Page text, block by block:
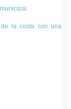
la costa con una